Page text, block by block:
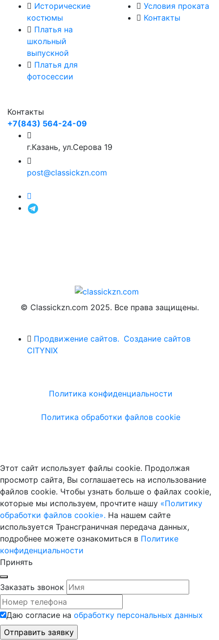
Исторические
костюмы
Платья на
школьный
выпускной
Платья для
фотосессии
Условия проката
Контакты
Контакты
+7(843) 564-24-09
г.Казань, ул.Серова 19
post@classickzn.com
© Classickzn.com 2025. Все права защищены.
Продвижение сайтов. Создание сайтов
CITYNIX
Политика конфиденциальности
Политика обработки файлов cookie
Этот сайт использует файлы cookie. Продолжая
просмотр сайта, Вы соглашаетесь на использование
файлов cookie. Чтобы узнать больше о файлах cookie,
которые мы используем, прочтите нашу «Политику
обработки файлов cookie». На нашем сайте
используется Трансграничная передача данных,
подробнее можете ознакомиться в Политике
конфиденциальности
Принять
Заказать звонок
Даю согласие на обработку персональных данных